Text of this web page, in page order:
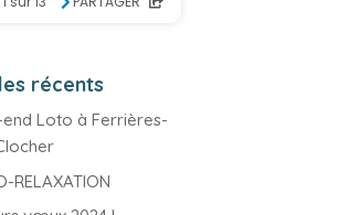
récents
Loto à Ferrières-
RELAXATION